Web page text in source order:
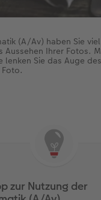
(A/Av) haben Sie
Aussehen Ihrer Fotos.
lenken Sie das Auge
zur Nutzung der